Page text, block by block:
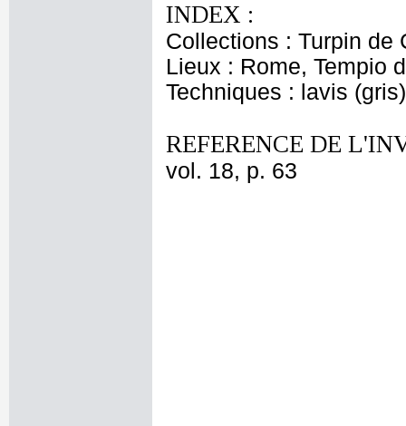
INDEX :
Collections : Turpin de
Lieux : Rome, Tempio
Techniques : lavis
REFERENCE DE
vol. 18, p. 63